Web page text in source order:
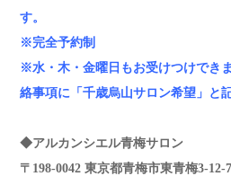
す。
※完全予約制
※水・木・金曜日もお受けつけでき
絡事項に「千歳烏山サロン希望」と
◆アルカンシエル青梅サロン
〒198-0042 東京都青梅市東青梅3-